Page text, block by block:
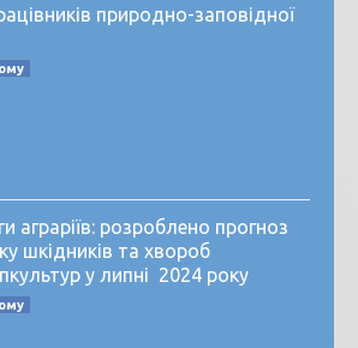
природно-заповідної
аграріїв: розроблено прогноз
шкідників та хвороб
у липні 2024 року